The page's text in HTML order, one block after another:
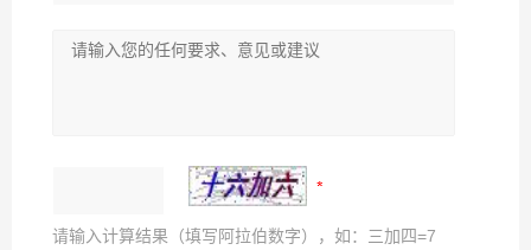
请输入计算结果（填写阿拉伯数字），如：三加四=7